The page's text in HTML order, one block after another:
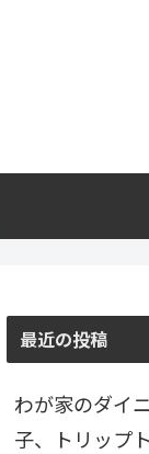
最近の投稿
わが家のダイ
子、トリップ